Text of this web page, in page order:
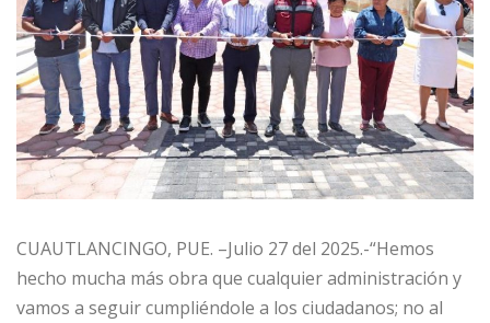
CUAUTLANCINGO, PUE. –Julio 27 del 2025.-“Hemos
hecho mucha más obra que cualquier administración y
vamos a seguir cumpliéndole a los ciudadanos; no al